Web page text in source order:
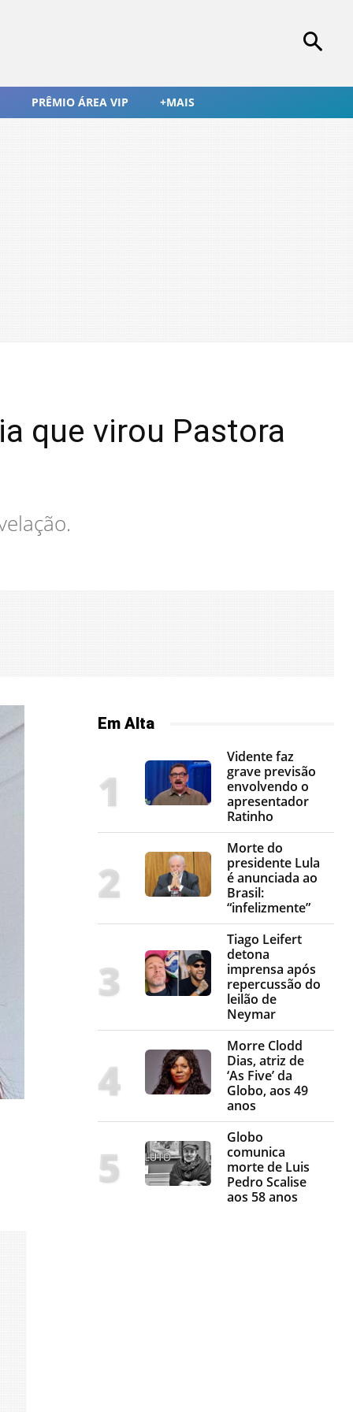
PRÊMIO ÁREA VIP +MAIS
que virou Pastora
Em Alta
Vidente faz
grave previsão
envolvendo o
apresentador
Ratinho
Morte do
presidente Lula
é anunciada ao
Brasil:
“infelizmente”
Tiago Leifert
detona
imprensa após
repercussão do
leilão de
Neymar
Morre Clodd
Dias, atriz de
‘As Five’ da
Globo, aos 49
anos
Globo
comunica
morte de Luis
Pedro Scalise
aos 58 anos